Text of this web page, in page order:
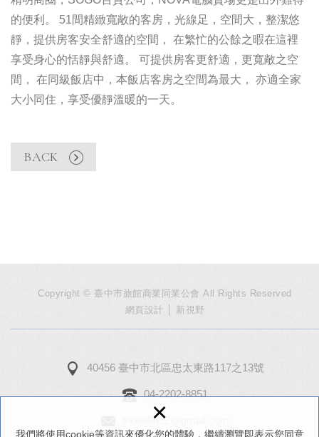
我們將使用cookie等資訊來優化您的體驗，繼續瀏覽即表示您同意
×
的便利。 51間精緻寬敞的客房，光線足，空間大，整潔悠
靜，提供房客安全舒適的空間， 在繁忙的公餘之暇在這裡
享受身心的恬靜與舒適。 可提供房客更舒適，更寬敞之空
間， 在同級飯店中，本飯店客房之空間為最大， 亦適全家
大小同住，享受優靜溫暖的一天。
BACK
Copyright © 臺中市旅館商業同業公會 All Rights Reserved
網頁設計
│ 新視野
40456 臺中市北區忠太東路117之13號
04-2202-8851
thotel8692@gmail.com